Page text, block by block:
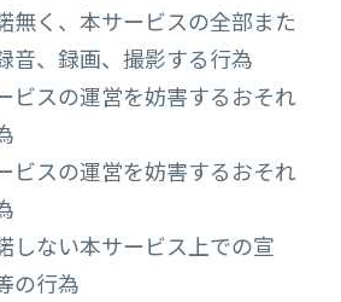
無く、本サービスの全部また
音、録画、撮影する行為
ビスの運営を妨害するおそれ
ビスの運営を妨害するおそれ
しない本サービス上での宣
の行為